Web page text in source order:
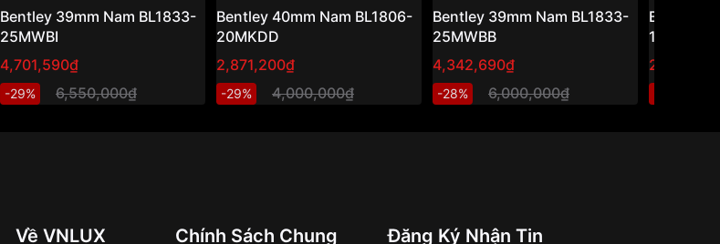
Bentley 39mm Nam BL1833-
25MWBI
4,701,590₫
-29% 6,550,000₫
Bentley 40mm Nam BL1806-
20MKDD
2,871,200₫
-29% 4,000,000₫
Bentley 39mm Nam BL1833-
25MWBB
4,342,690₫
-28% 6,000,000₫
Bentley
10MTBI
Về VNLUX Chính Sách Chung Đăng Ký Nhận Tin